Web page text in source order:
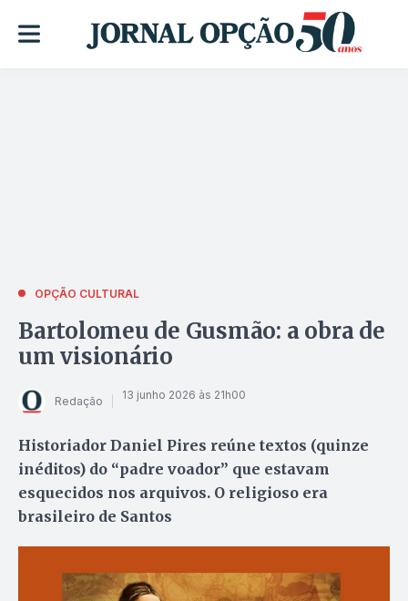
OPÇÃO CULTURAL
Bartolomeu de Gusmão: a obra de
um visionário
Redação 13 junho 2026 às 21h00
Historiador Daniel Pires reúne textos (quinze
inéditos) do “padre voador” que estavam
esquecidos nos arquivos. O religioso era
brasileiro de Santos